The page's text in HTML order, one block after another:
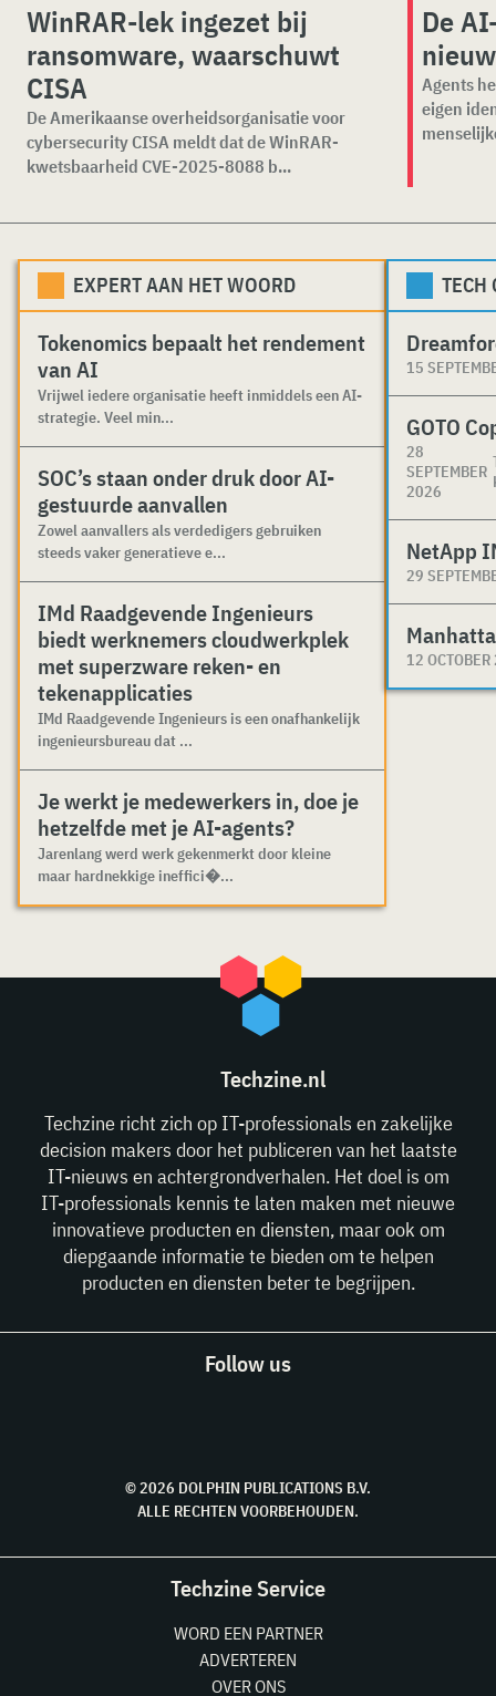
WinRAR-lek ingezet bij
ransomware, waarschuwt
CISA
De Amerikaanse overheidsorganisatie voor
cybersecurity CISA meldt dat de WinRAR-
kwetsbaarheid CVE-2025-8088 b...
De
Agents
eigen
EXPERT AAN HET WOORD
Tokenomics bepaalt het rendement
van AI
Vrijwel iedere organisatie heeft inmiddels een AI-
strategie. Veel min...
SOC’s staan onder druk door AI-
gestuurde aanvallen
Zowel aanvallers als verdedigers gebruiken
steeds vaker generatieve e...
IMd Raadgevende Ingenieurs
biedt werknemers cloudwerkplek
met superzware reken- en
tekenapplicaties
IMd Raadgevende Ingenieurs is een onafhankelijk
ingenieursbureau dat ...
Je werkt je medewerkers in, doe je
hetzelfde met je AI-agents?
Jarenlang werd werk gekenmerkt door kleine
maar hardnekkige ineffici�...
TECH
15
GOTO
28
SEPTEMBER
2026
NetApp
29
12
Techzine.nl
Techzine richt zich op IT-professionals en zakelijke
decision makers door het publiceren van het laatste
IT-nieuws en achtergrondverhalen. Het doel is om
IT-professionals kennis te laten maken met nieuwe
innovatieve producten en diensten, maar ook om
diepgaande informatie te bieden om te helpen
producten en diensten beter te begrijpen.
Follow us
© 2026 DOLPHIN PUBLICATIONS B.V.
ALLE RECHTEN VOORBEHOUDEN.
Techzine Service
WORD EEN PARTNER
ADVERTEREN
OVER ONS